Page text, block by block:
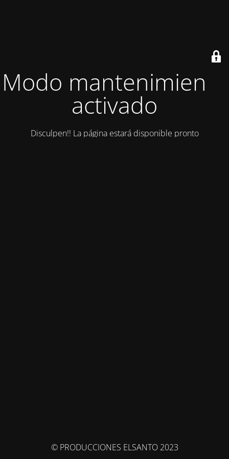
Modo mantenimiento
activado
Disculpen!! La página estará disponible pronto
© PRODUCCIONES ELSANTO 2023